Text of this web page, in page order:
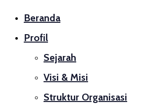
Beranda
Profil
Sejarah
Visi & Misi
Struktur Organisasi